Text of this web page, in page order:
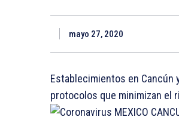
mayo 27, 2020
Establecimientos en Cancún
protocolos que minimizan el